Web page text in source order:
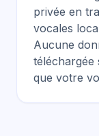
privée en
vocales
Aucune
téléchargée
que votre